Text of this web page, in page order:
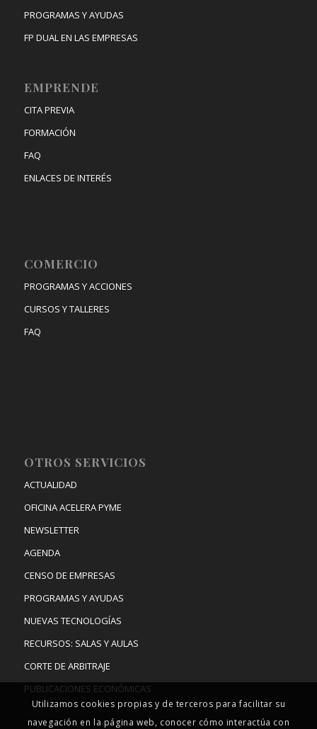
PROGRAMAS Y AYUDAS
FP DUAL EN LAS EMPRESAS
EMPRENDE
CITA PREVIA
FORMACIÓN
FAQ
ENLACES DE INTERÉS
COMERCIO
PROGRAMAS Y ACCIONES
CURSOS Y TALLERES
FAQ
OTROS SERVICIOS
ACTUALIDAD
OFICINA ACELERA PYME
NEWSLETTER
AGENDA
CENSO DE EMPRESAS
PROGRAMAS Y AYUDAS
NUEVAS TECNOLOGÍAS
RECURSOS: SALAS Y AULAS
CORTE DE ARBITRAJE
PUBLICACIONES ECONÓMICAS
Utilizamos cookies propias y de terceros para facilitar su
navegación en la página web, conocer cómo interactúa con